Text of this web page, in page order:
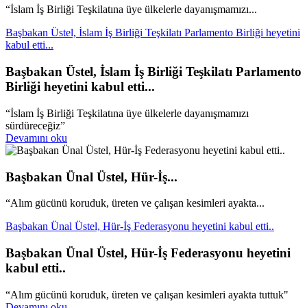
“İslam İş Birliği Teşkilatına üye ülkelerle dayanışmamızı...
Başbakan Üstel, İslam İş Birliği Teşkilatı Parlamento Birliği heyetini
kabul etti...
Başbakan Üstel, İslam İş Birliği Teşkilatı Parlamento
Birliği heyetini kabul etti...
“İslam İş Birliği Teşkilatına üye ülkelerle dayanışmamızı
sürdüreceğiz”
Devamını oku
Başbakan Ünal Üstel, Hür-İş...
“Alım gücünü koruduk, üreten ve çalışan kesimleri ayakta...
Başbakan Ünal Üstel, Hür-İş Federasyonu heyetini kabul etti..
Başbakan Ünal Üstel, Hür-İş Federasyonu heyetini
kabul etti..
“Alım gücünü koruduk, üreten ve çalışan kesimleri ayakta tuttuk"